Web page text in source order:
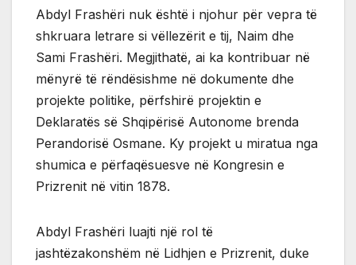
Abdyl Frashëri nuk është i njohur për vepra të
shkruara letrare si vëllezërit e tij, Naim dhe
Sami Frashëri. Megjithatë, ai ka kontribuar në
mënyrë të rëndësishme në dokumente dhe
projekte politike, përfshirë projektin e
Deklaratës së Shqipërisë Autonome brenda
Perandorisë Osmane. Ky projekt u miratua nga
shumica e përfaqësuesve në Kongresin e
Prizrenit në vitin 1878.
Abdyl Frashëri luajti një rol të
jashtëzakonshëm në Lidhjen e Prizrenit, duke